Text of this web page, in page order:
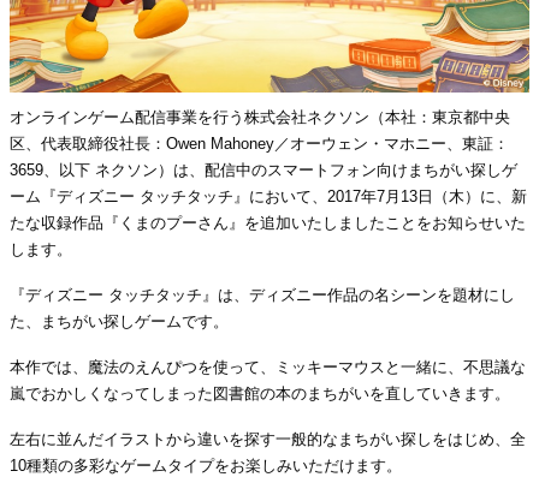
オンラインゲーム配信事業を行う株式会社ネクソン（本社：東京都中央
区、代表取締役社長：Owen Mahoney／オーウェン・マホニー、東証：
3659、以下 ネクソン）は、配信中のスマートフォン向けまちがい探しゲ
ーム『ディズニー タッチタッチ』において、2017年7月13日（木）に、新
たな収録作品『くまのプーさん』を追加いたしましたことをお知らせいた
します。
『ディズニー タッチタッチ』は、ディズニー作品の名シーンを題材にし
た、まちがい探しゲームです。
本作では、魔法のえんぴつを使って、ミッキーマウスと一緒に、不思議な
嵐でおかしくなってしまった図書館の本のまちがいを直していきます。
左右に並んだイラストから違いを探す一般的なまちがい探しをはじめ、全
10種類の多彩なゲームタイプをお楽しみいただけます。